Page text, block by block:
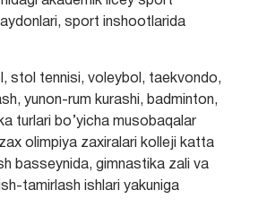
sport inshootlarida
stol tennisi, voleybol, taekvondo,
yunon-rum kurashi, badminton,
turlari bo’yicha musobaqalar
olimpiya zaxiralari kolleji katta
basseynida, gimnastika zali va
tamirlash ishlari yakuniga